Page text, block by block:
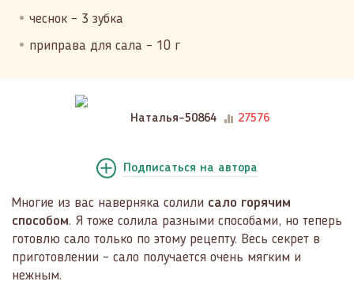
чеснок – 3 зубка
приправа для сала – 10 г
Наталья-50864 27576
Подписаться на автора
Многие из вас наверняка солили сало горячим
способом. Я тоже солила разными способами, но теперь
готовлю сало только по этому рецепту. Весь секрет в
приготовлении – сало получается очень мягким и
нежным.